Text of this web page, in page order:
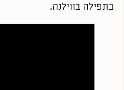
בתפילה בווילנה.